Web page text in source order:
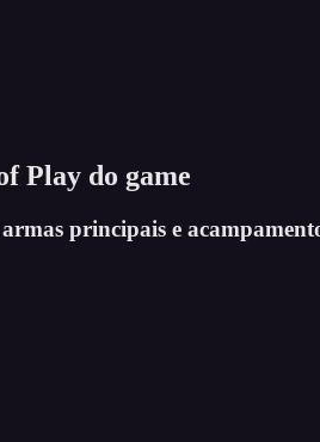
Play do game
principais e